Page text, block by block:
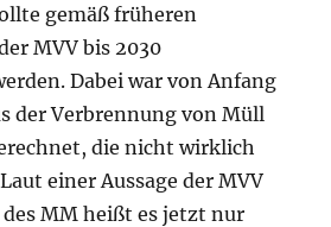
gemäß früheren
MVV bis 2030
Dabei war von Anfang
der Verbrennung von Müll
die nicht wirklich
einer Aussage der MVV
MM heißt es jetzt nur